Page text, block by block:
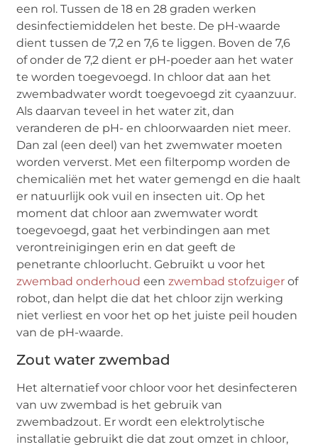
een rol. Tussen de 18 en 28 graden werken
desinfectiemiddelen het beste. De pH-waarde
dient tussen de 7,2 en 7,6 te liggen. Boven de 7,6
of onder de 7,2 dient er pH-poeder aan het water
te worden toegevoegd. In chloor dat aan het
zwembadwater wordt toegevoegd zit cyaanzuur.
Als daarvan teveel in het water zit, dan
veranderen de pH- en chloorwaarden niet meer.
Dan zal (een deel) van het zwemwater moeten
worden ververst. Met een filterpomp worden de
chemicaliën met het water gemengd en die haalt
er natuurlijk ook vuil en insecten uit. Op het
moment dat chloor aan zwemwater wordt
toegevoegd, gaat het verbindingen aan met
verontreinigingen erin en dat geeft de
penetrante chloorlucht. Gebruikt u voor het
zwembad onderhoud een zwembad stofzuiger of
robot, dan helpt die dat het chloor zijn werking
niet verliest en voor het op het juiste peil houden
van de pH-waarde.
Zout water zwembad
Het alternatief voor chloor voor het desinfecteren
van uw zwembad is het gebruik van
zwembadzout. Er wordt een elektrolytische
installatie gebruikt die dat zout omzet in chloor,